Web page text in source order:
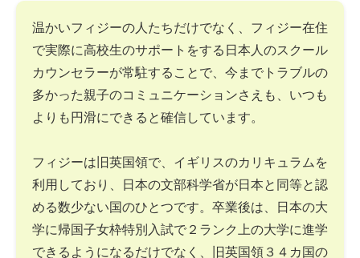
温かいフィジーの人たちだけでなく、フィジー在住
で実際に高校生のサポートをする日本人のスクール
カウンセラーが常駐することで、今までトラブルの
多かった親子のコミュニケーションさえも、いつも
よりも円滑にできると確信しています。
フィジーは旧英国領で、イギリスのカリキュラムを
利用しており、日本の文部科学省が日本と同等と認
める数少ない国のひとつです。卒業後は、日本の大
学に帰国子女枠特別入試で２ランク上の大学に進学
できるようになるだけでなく、旧英国領３４カ国の